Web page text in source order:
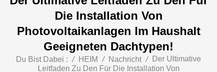
Die Installation Von
Photovoltaikanlagen Im Haushalt
Geeigneten Dachtypen!
Du Bist Dabei : / HEIM / Nachricht /
Der Ultimative
Leitfaden Zu Den Für Die Installation Von